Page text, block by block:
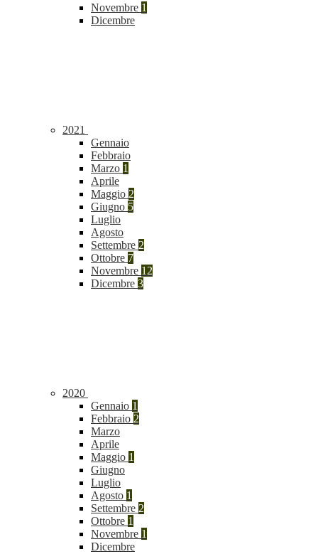
Novembre 1
Dicembre
2021
Gennaio
Febbraio
Marzo 1
Aprile
Maggio 2
Giugno 5
Luglio
Agosto
Settembre 2
Ottobre 7
Novembre 12
Dicembre 3
2020
Gennaio 1
Febbraio 2
Marzo
Aprile
Maggio 1
Giugno
Luglio
Agosto 1
Settembre 2
Ottobre 1
Novembre 1
Dicembre